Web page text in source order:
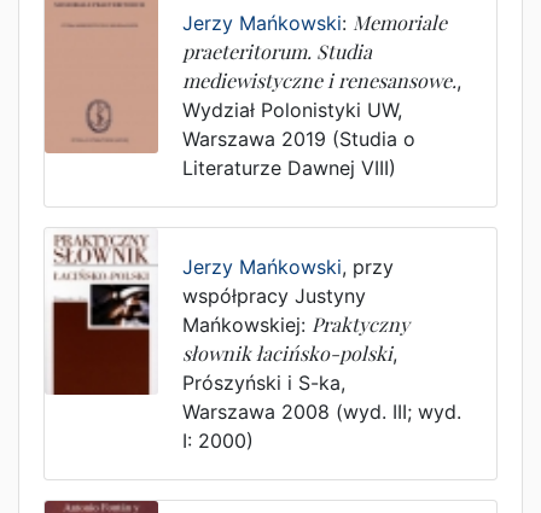
Jerzy Mańkowski: Memoriale
praeteritorum. Studia
mediewistyczne i renesansowe.,
Wydział Polonistyki UW,
Warszawa 2019 (Studia o
Literaturze Dawnej VIII)
Jerzy Mańkowski, przy
współpracy Justyny
Mańkowskiej: Praktyczny
słownik łacińsko-polski,
Prószyński i S-ka,
Warszawa 2008 (wyd. III; wyd.
I: 2000)